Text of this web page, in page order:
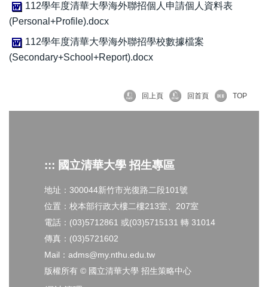
112學年度清華大學海外聯招個人申請個人資料表
(Personal+Profile).docx
112學年度清華大學海外聯招學校數據檔案
(Secondary+School+Report).docx
回上頁 回首頁 TOP
::: 國立清華大學 招生專區
地址：300044新竹市光復路二段101號
位置：校本部行政大樓二樓213室、207室
電話：(03)5712861 或(03)5715131 轉 31014
傳真：(03)5721602
Mail：adms@my.nthu.edu.tw
版權所有 © 國立清華大學 招生策略中心